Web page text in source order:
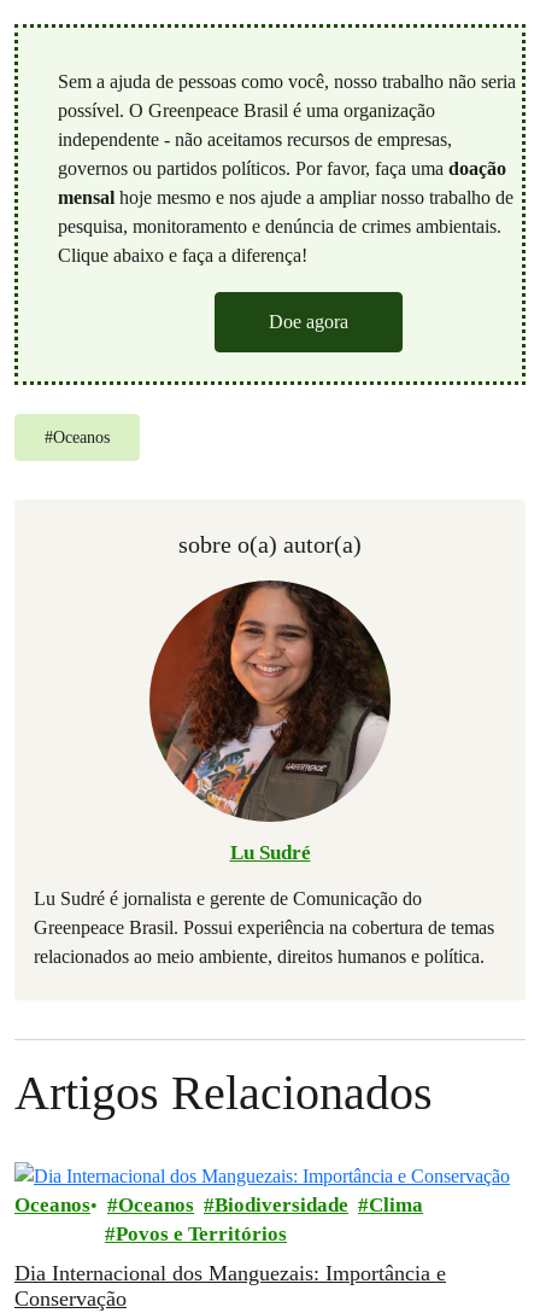
Sem a ajuda de pessoas como você, nosso trabalho não seria
possível. O Greenpeace Brasil é uma organização
independente - não aceitamos recursos de empresas,
governos ou partidos políticos. Por favor, faça uma doação
mensalhoje mesmo e nos ajude a ampliar nosso trabalho de
pesquisa, monitoramento e denúncia de crimes ambientais.
Clique abaixo e faça a diferença!
Doe agora
#Oceanos
sobre o(a) autor(a)
Lu Sudré
Lu Sudré é jornalista e gerente de Comunicação do
Greenpeace Brasil. Possui experiência na cobertura de temas
relacionados ao meio ambiente, direitos humanos e política.
Artigos Relacionados
Oceanos Oceanos Biodiversidade
Clima
Povos e Territórios
Dia Internacional dos Manguezais: Importância e
Conservação